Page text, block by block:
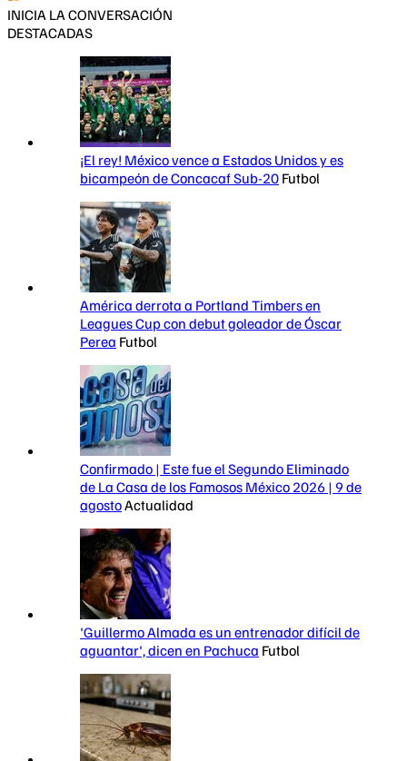
INICIA LA CONVERSACIÓN
DESTACADAS
¡El rey! México vence a Estados Unidos y es
bicampeón de Concacaf Sub-20 Futbol
América derrota a Portland Timbers en
Leagues Cup con debut goleador de Óscar
Perea Futbol
Confirmado | Este fue el Segundo Eliminado
de La Casa de los Famosos México 2026 | 9 de
agostoActualidad
'Guillermo Almada es un entrenador difícil de
aguantar', dicen en Pachuca Futbol